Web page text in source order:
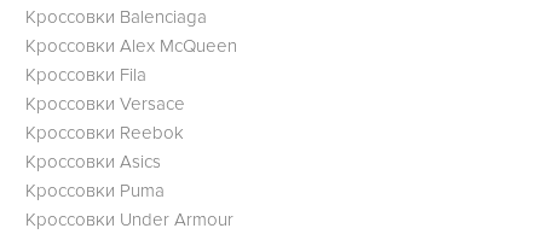
Кроссовки Balenciaga
Кроссовки Alex McQueen
Кроссовки Fila
Кроссовки Versace
Кроссовки Reebok
Кроссовки Asics
Кроссовки Puma
Кроссовки Under Armour